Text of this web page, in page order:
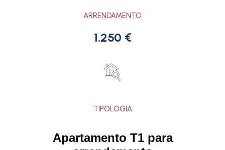
ARRENDAMENTO
1.250 €
TIPOLOGIA
Apartamento T1 para